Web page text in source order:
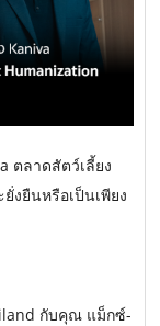
ตลาดสัตว์เลี้ยง
งยืนหรือเป็นเพียง
กับคุณ แม็กซ์-